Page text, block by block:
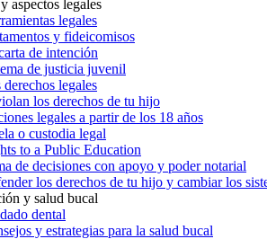
aspectos legales
legales
y fideicomisos
de intención
de justicia juvenil
derechos legales
los derechos de tu hijo
legales a partir de los 18 años
o custodia legal
to a Public Education
de decisiones con apoyo y poder notarial
los derechos de tu hijo y cambiar los
y salud bucal
dental
y estrategias para la salud bucal